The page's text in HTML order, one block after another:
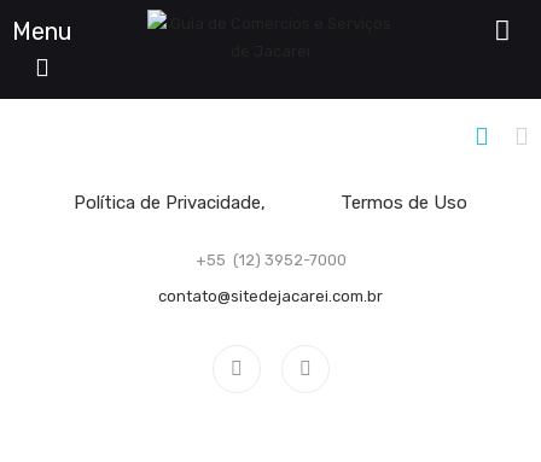
Menu
Filtro De Listagens
Política de Privacidade Termos de Uso
+55 (12) 3952-7000
contato@sitedejacarei.com.br